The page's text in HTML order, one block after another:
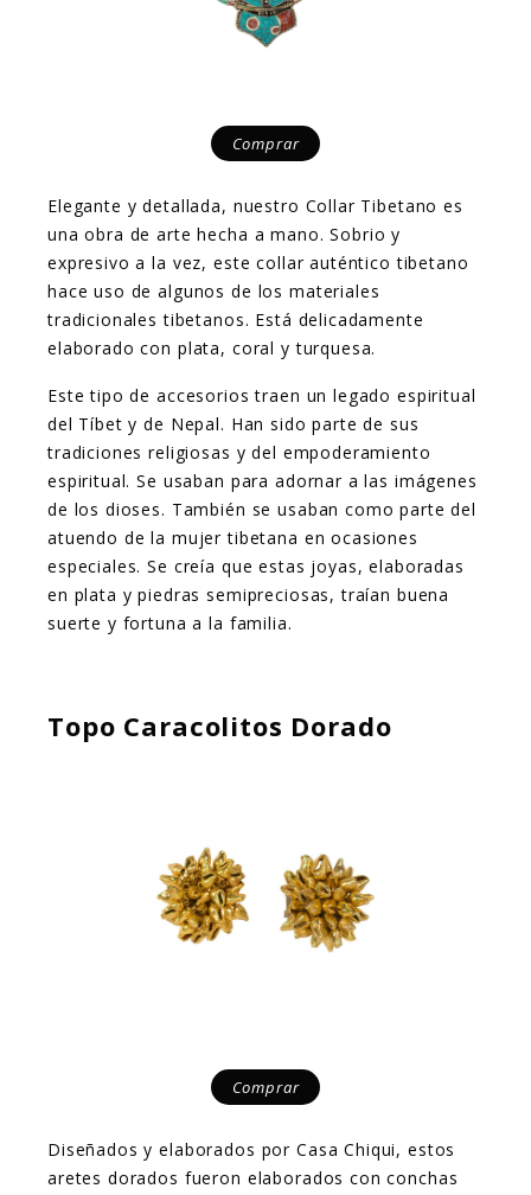
Comprar
Elegante y detallada, nuestro Collar Tibetano es
una obra de arte hecha a mano. Sobrio y
expresivo a la vez, este collar auténtico tibetano
hace uso de algunos de los materiales
tradicionales tibetanos. Está delicadamente
elaborado con plata, coral y turquesa.
Este tipo de accesorios traen un legado espiritual
del Tíbet y de Nepal. Han sido parte de sus
tradiciones religiosas y del empoderamiento
espiritual. Se usaban para adornar a las imágenes
de los dioses. También se usaban como parte del
atuendo de la mujer tibetana en ocasiones
especiales. Se creía que estas joyas, elaboradas
en plata y piedras semipreciosas, traían buena
suerte y fortuna a la familia.
Topo Caracolitos Dorado
Comprar
Diseñados y elaborados por Casa Chiqui, estos
aretes dorados fueron elaborados con conchas